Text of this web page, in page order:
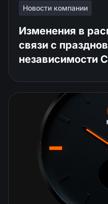
Новости компании
Изменения в
связи с
независимости